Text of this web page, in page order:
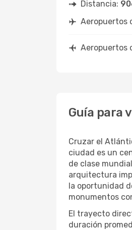
Distancia:
Aeropuertos
Aeropuertos
Guía para
Cruzar el
ciudad es un
de clase
arquitectura
la oportunidad
monumentos
El trayecto
duración